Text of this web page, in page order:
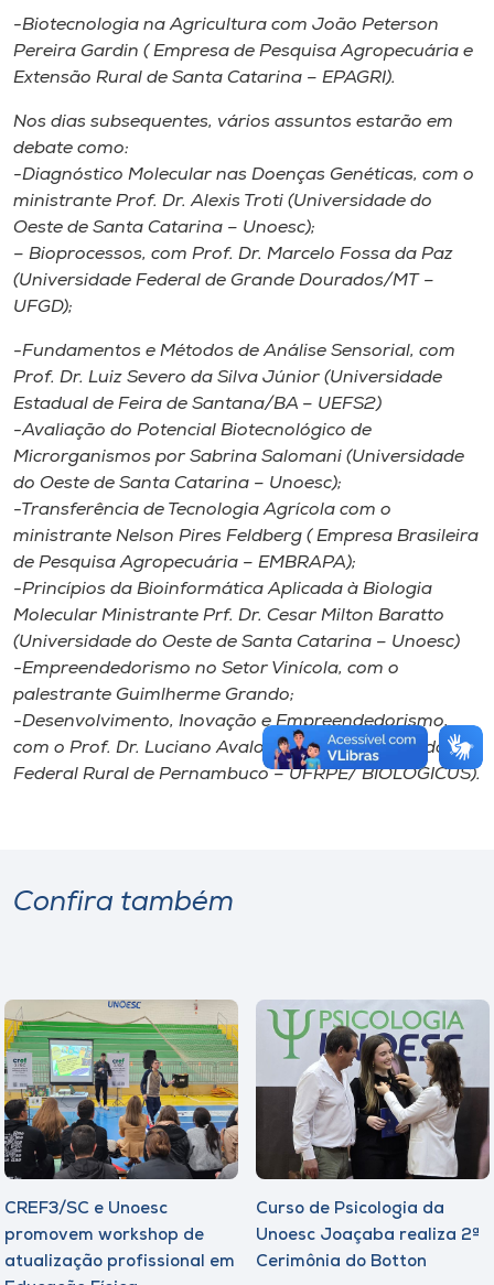
-Biotecnologia na Agricultura com João Peterson
Pereira Gardin ( Empresa de Pesquisa Agropecuária e
Extensão Rural de Santa Catarina – EPAGRI).
Nos dias subsequentes, vários assuntos estarão em
debate como:
-Diagnóstico Molecular nas Doenças Genéticas, com o
ministrante Prof. Dr. Alexis Troti (Universidade do
Oeste de Santa Catarina – Unoesc);
– Bioprocessos, com Prof. Dr. Marcelo Fossa da Paz
(Universidade Federal de Grande Dourados/MT –
UFGD);
-Fundamentos e Métodos de Análise Sensorial, com
Prof. Dr. Luiz Severo da Silva Júnior (Universidade
Estadual de Feira de Santana/BA – UEFS2)
-Avaliação do Potencial Biotecnológico de
Microrganismos por Sabrina Salomani (Universidade
do Oeste de Santa Catarina – Unoesc);
-Transferência de Tecnologia Agrícola com o
ministrante Nelson Pires Feldberg ( Empresa Brasileira
de Pesquisa Agropecuária – EMBRAPA);
-Princípios da Bioinformática Aplicada à Biologia
Molecular Ministrante Prf. Dr. Cesar Milton Baratto
(Universidade do Oeste de Santa Catarina – Unoesc)
-Empreendedorismo no Setor Vinícola, com o
palestrante Guimlherme Grando;
-Desenvolvimento, Inovação e Empreendedorismo,
com o Prof. Dr. Luciano Avalone Bueno (Universidade
Federal Rural de Pernambuco – UFRPE/ BIOLOGICUS).
Confira também
CREF3/SC e Unoesc
promovem workshop de
atualização profissional em
Curso de Psicologia da
Unoesc Joaçaba realiza 2ª
Cerimônia do Botton